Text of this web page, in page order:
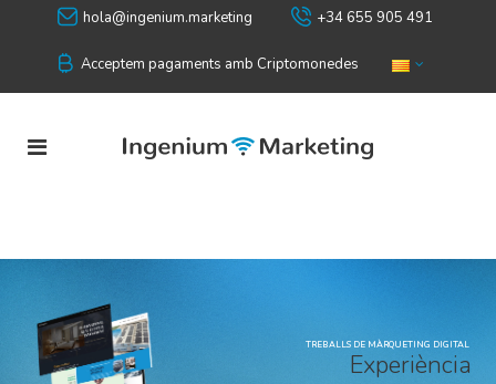
hola@ingenium.marketing +34 655 905 491
Acceptem pagaments amb Criptomonedes
TREBALLS DE MÀRQUETING DIGITAL
Experiència